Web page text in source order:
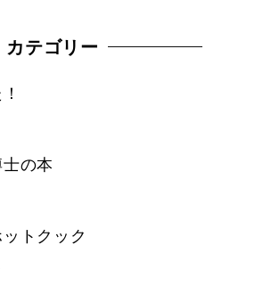
カテゴリー
の本
トクック